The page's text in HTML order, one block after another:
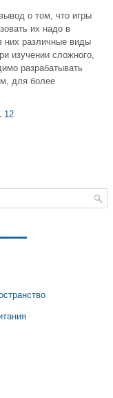
о том, что игры
их надо в
них различные виды
изучении сложного,
разрабатывать
для более
12